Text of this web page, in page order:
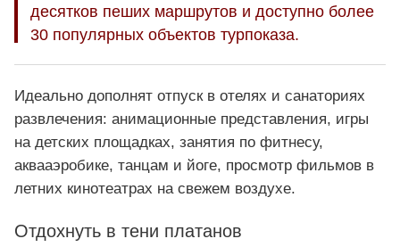
десятков пеших маршрутов и доступно более
30 популярных объектов турпоказа.
Идеально дополнят отпуск в отелях и санаториях
развлечения: анимационные представления, игры
на детских площадках, занятия по фитнесу,
аквааэробике, танцам и йоге, просмотр фильмов в
летних кинотеатрах на свежем воздухе.
Отдохнуть в тени платанов